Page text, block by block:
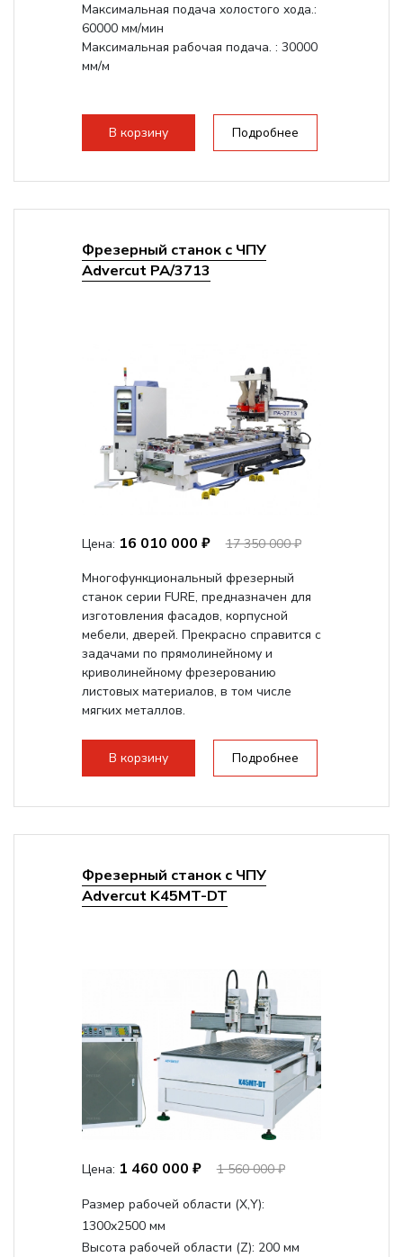
Максимальная подача холостого хода.:
60000 мм/мин
Максимальная рабочая подача. : 30000
мм/м
В корзину Подробнее
Фрезерный станок с ЧПУ
Advercut PA/3713
Цена: 16 010 000 ₽
17 350 000 ₽
Многофункциональный фрезерный
станок серии FURE, предназначен для
изготовления фасадов, корпусной
мебели, дверей. Прекрасно справится с
задачами по прямолинейному и
криволинейному фрезерованию
листовых материалов, в том числе
мягких металлов.
В корзину Подробнее
Фрезерный станок с ЧПУ
Advercut K45MT-DT
Цена: 1 460 000 ₽ 1 560 000 ₽
Размер рабочей области (Х,Y):
1300x2500 мм
Высота рабочей области (Z): 200 мм